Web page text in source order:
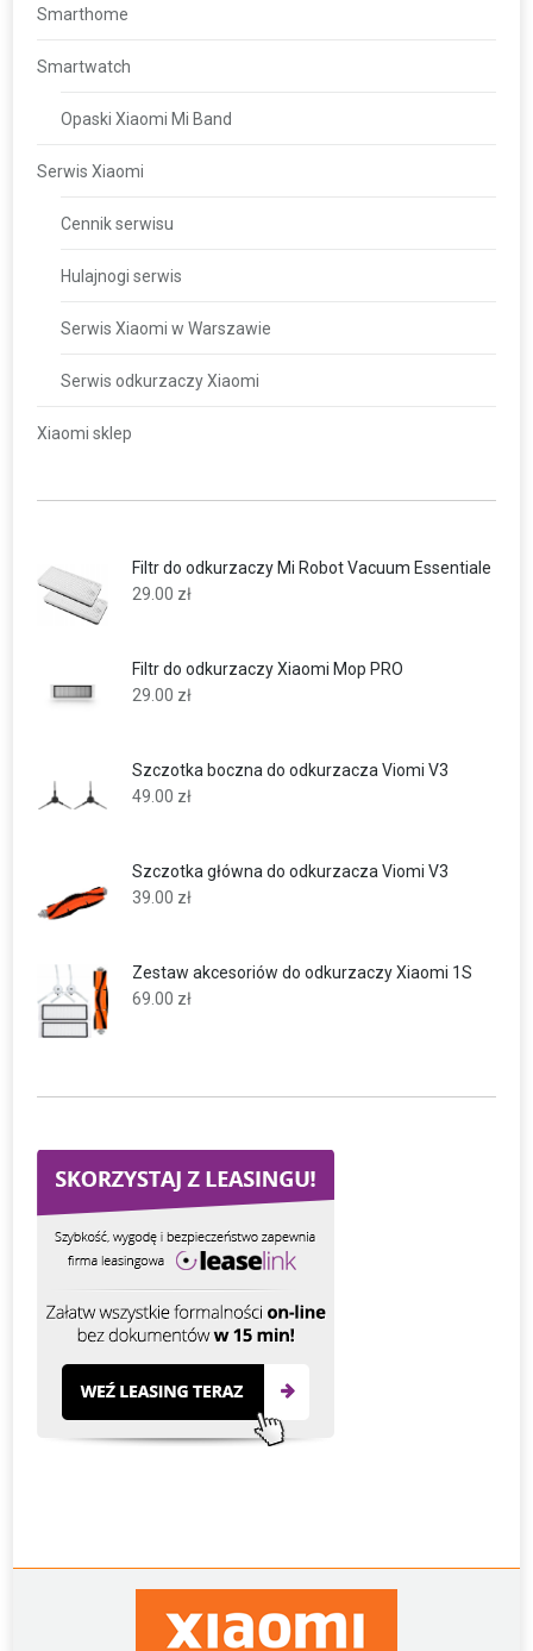
Smarthome
Smartwatch
Opaski Xiaomi Mi Band
Serwis Xiaomi
Cennik serwisu
Hulajnogi serwis
Serwis Xiaomi w Warszawie
Serwis odkurzaczy Xiaomi
Xiaomi sklep
Filtr do odkurzaczy Mi Robot Vacuum Essentiale
29.00 zł
Filtr do odkurzaczy Xiaomi Mop PRO
29.00 zł
Szczotka boczna do odkurzacza Viomi V3
49.00 zł
Szczotka główna do odkurzacza Viomi V3
39.00 zł
Zestaw akcesoriów do odkurzaczy Xiaomi 1S
69.00 zł